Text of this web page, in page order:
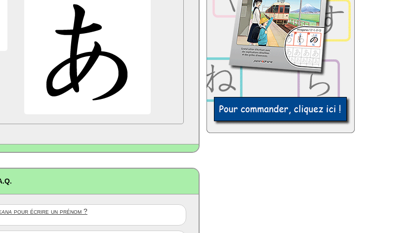
pour écrire un prénom ?